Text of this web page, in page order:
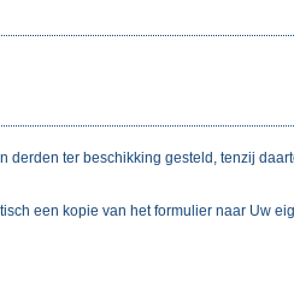
ter beschikking gesteld, tenzij
een kopie van het formulier naar Uw